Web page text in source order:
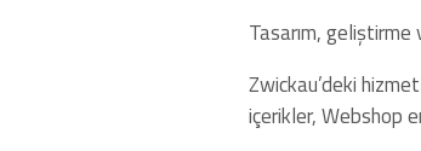
Tasarım, geliştirme
Zwickau’deki
içerikler, Webshop